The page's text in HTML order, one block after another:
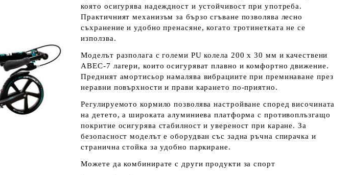
която осигурява надеждност и устойчивост при употреба.
Практичният механизъм за бързо сгъване позволява лесно
съхранение и удобно пренасяне, когато тротинетката не се
използва.
Моделът разполага с големи PU колела 200 x 30 мм и качествени
ABEC-7 лагери, които осигуряват плавно и комфортно движение.
Предният амортисьор намалява вибрациите при преминаване през
неравни повърхности и прави карането по-приятно.
Регулируемото кормило позволява настройване според височината
на детето, а широката алуминиева платформа с противоплъзгащо
покритие осигурява стабилност и увереност при каране. За
безопасност моделът е оборудван със задна ръчна спирачка и
странична стойка за удобно паркиране.
Можете да комбинирате с другипродукти за спорт